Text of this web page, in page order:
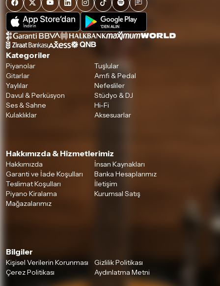
Kategoriler
Piyanolar
Tuşlular
Gitarlar
Amfi & Pedal
Yaylılar
Nefesliler
Davul & Perküsyon
Stüdyo & DJ
Ses & Sahne
Hi-Fi
Kulaklıklar
Aksesuarlar
Hakkımızda & Hizmetlerimiz
Hakkımızda
İnsan Kaynakları
Garanti ve İade Koşulları
Banka Hesaplarımız
Teslimat Koşulları
İletişim
Piyano Kiralama
Kurumsal Satış
Mağazalarımız
Bilgiler
Kişisel Verilerin Korunması
Gizlilik Politikası
Çerez Politikası
Aydınlatma Metni